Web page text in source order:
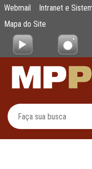
Pular para o Conteúdo
Inscrições
Webmail Intranet e
Mapa do Site